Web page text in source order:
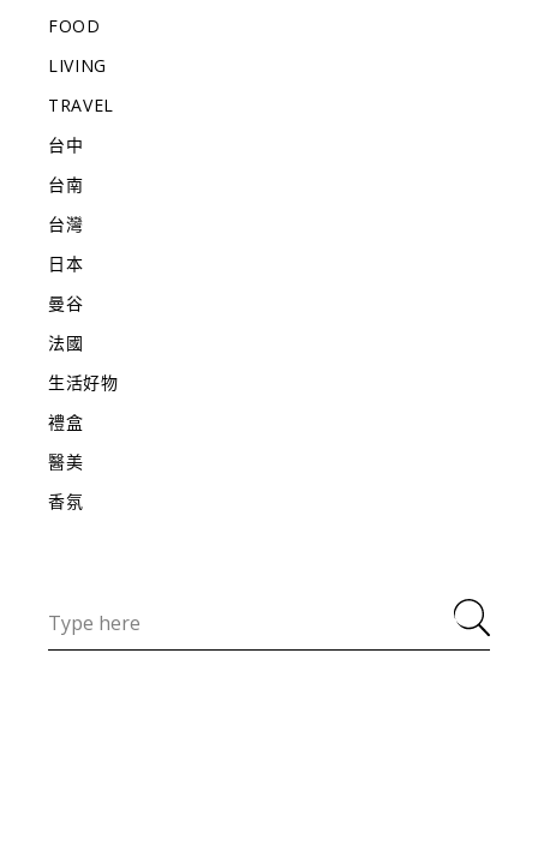
FOOD
LIVING
TRAVEL
台中
台南
台灣
日本
曼谷
法國
生活好物
禮盒
醫美
香氛
for: